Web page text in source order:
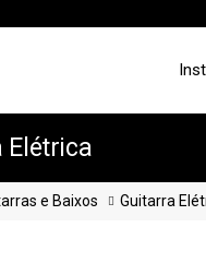
Elétrica
e Baixos Guitarra